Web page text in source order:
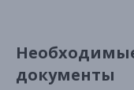
документы